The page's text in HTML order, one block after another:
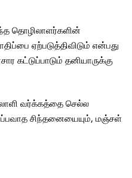
தொழிலாளர்களின்
ஏற்படுத்திவிடும் என்பது
கட்டுப்பாடும் தனியாருக்கு
வர்க்கத்தை செல்ல
சிந்தனையையும், மஞ்சள்